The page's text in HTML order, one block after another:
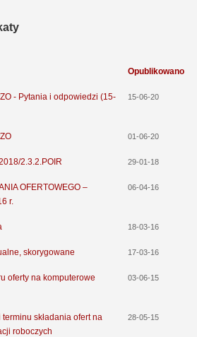
Opublikowano
- Pytania i odpowiedzi (15-
15-06-20
01-06-20
2.3.2.POIR 29-01-18
OFERTOWEGO –
r.
06-04-16
18-03-16
skorygowane 17-03-16
oferty na komputerowe
03-06-15
składania ofert na
roboczych
28-05-15